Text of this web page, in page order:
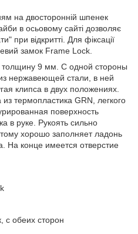
на двосторонній шпенек
в осьовому сайті дозволяє
при відкритті. Для фіксації
замок Frame Lock.
толщину 9 мм. С одной стороны
нержавеющей стали, в ней
клипса в двух положениях.
термопластика GRN, легкого
поверхность
в руке. Рукоять сильно
хорошо заполняет ладонь
На конце имеется отверстие
с обеих сторон